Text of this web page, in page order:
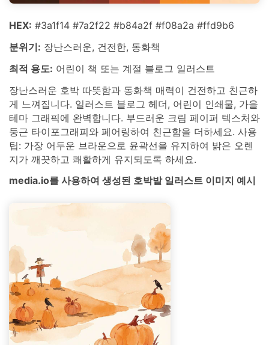
HEX: #3a1f14 #7a2f22 #b84a2f #f08a2a #ffd9b6
분위기: 장난스러운, 건전한, 동화책
최적 용도: 어린이 책 또는 계절 블로그 일러스트
장난스러운 호박 따뜻함과 동화책 매력이 건전하고 친근하
게 느껴집니다. 일러스트 블로그 헤더, 어린이 인쇄물, 가을
테마 그래픽에 완벽합니다. 부드러운 크림 페이퍼 텍스처와
둥근 타이포그래피와 페어링하여 친근함을 더하세요. 사용
팁: 가장 어두운 브라운으로 윤곽선을 유지하여 밝은 오렌
지가 깨끗하고 쾌활하게 유지되도록 하세요.
media.io를 사용하여 생성된 호박밭 일러스트 이미지 예시